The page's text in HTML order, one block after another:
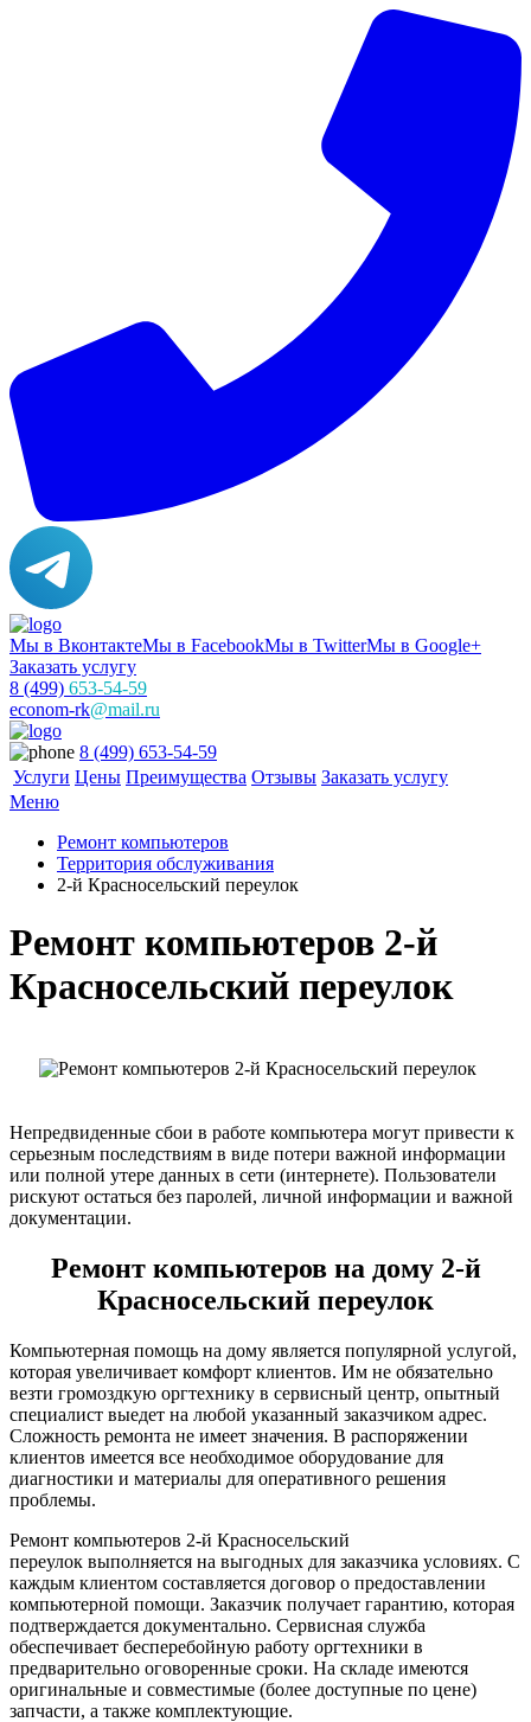
Мы в ВконтактеМы в FacebookМы в TwitterМы в Google+
Заказать услугу
8 (499) 653-54-59
econom-rk@mail.ru
8 (499) 653-54-59
Услуги Цены Преимущества Отзывы Заказать услугу
Меню
Ремонт компьютеров
Территория обслуживания
2-й Красносельский переулок
Ремонт компьютеров 2-й
Красносельский переулок
Непредвиденные сбои в работе компьютера могут привести к
серьезным последствиям в виде потери важной информации
или полной утере данных в сети (интернете). Пользователи
рискуют остаться без паролей, личной информации и важной
документации.
Ремонт компьютеров на дому 2-й
Красносельский переулок
Компьютерная помощь на дому является популярной услугой,
которая увеличивает комфорт клиентов. Им не обязательно
везти громоздкую оргтехнику в сервисный центр, опытный
специалист выедет на любой указанный заказчиком адрес.
Сложность ремонта не имеет значения. В распоряжении
клиентов имеется все необходимое оборудование для
диагностики и материалы для оперативного решения
проблемы.
Ремонт компьютеров 2-й Красносельский
переулок выполняется на выгодных для заказчика условиях. С
каждым клиентом составляется договор о предоставлении
компьютерной помощи. Заказчик получает гарантию, которая
подтверждается документально. Сервисная служба
обеспечивает бесперебойную работу оргтехники в
предварительно оговоренные сроки. На складе имеются
оригинальные и совместимые (более доступные по цене)
запчасти, а также комплектующие.